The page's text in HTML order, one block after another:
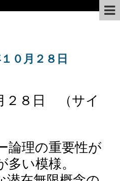
０月２８日
２８日 （サイ
論理の重要性が
い模様。